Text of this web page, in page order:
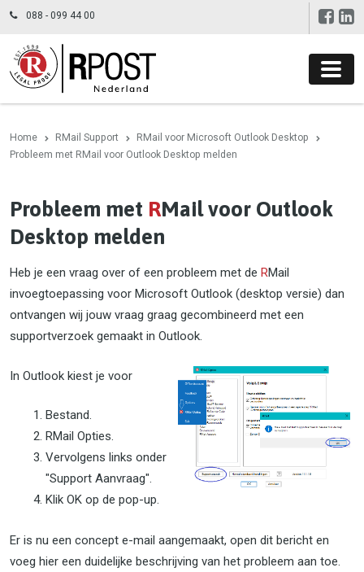
088 - 099 44 00
Home RMail Support
RMail voor Microsoft Outlook Desktop
Probleem met RMail voor Outlook Desktop melden
Probleem met RMail voor Outlook
Desktop melden
Heb je een vraag over of een probleem met de RMail
invoegtoepassing voor Microsoft Outlook (desktop versie) dan
ontvangen wij jouw vraag graag gecombineerd met een
supportverzoek gemaakt in Outlook.
In Outlook kiest je voor
Bestand.
RMail Opties.
Vervolgens links onder
"Support Aanvraag".
Klik OK op de pop-up.
Er is nu een concept e-mail aangemaakt, open dit bericht en
voeg hier een duidelijke beschrijving van het probleem aan toe.